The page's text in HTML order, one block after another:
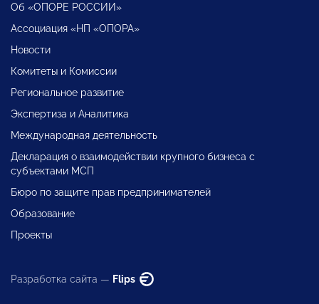
Об «ОПОРЕ РОССИИ»
Ассоциация «НП «ОПОРА»
Новости
Комитеты и Комиссии
Региональное развитие
Экспертиза и Аналитика
Международная деятельность
Декларация о взаимодействии крупного бизнеса с
субъектами МСП
Бюро по защите прав предпринимателей
Образование
Проекты
Разработка сайта — Flips